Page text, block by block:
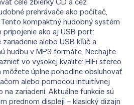
prehrávače ako počítač,
kompaktný hudobný systém
pripojenie ako aj USB port:
alebo USB kľúč a
hudbu v MP3 formáte. Nechajte
vo vysokej kvalite: HiFi stereo
môžete úplne pohodlne obsluhovať
alebo pomocou intuitívnej
zariadení. Aktuálne funkcie sú
prednom displeji – klasický dizajn